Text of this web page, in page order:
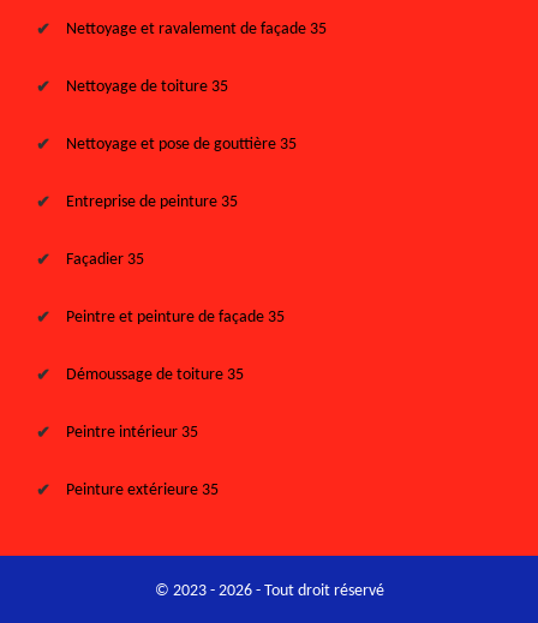
Nettoyage et ravalement de façade 35
Nettoyage de toiture 35
Nettoyage et pose de gouttière 35
Entreprise de peinture 35
Façadier 35
Peintre et peinture de façade 35
Démoussage de toiture 35
Peintre intérieur 35
Peinture extérieure 35
© 2023 - 2026 - Tout droit réservé